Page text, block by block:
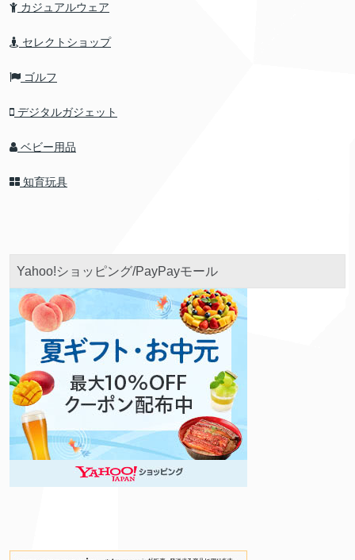
カジュアルウェア
セレクトショップ
ゴルフ
デジタルガジェット
ベビー用品
知育玩具
Yahoo!ショッピング/PayPayモール